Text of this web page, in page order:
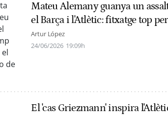
Mateu Alemany guanya un
el Barça i l'Atlètic: fitxatge top
Artur López
24/06/2026 19:09h
El 'cas Griezmann' inspira